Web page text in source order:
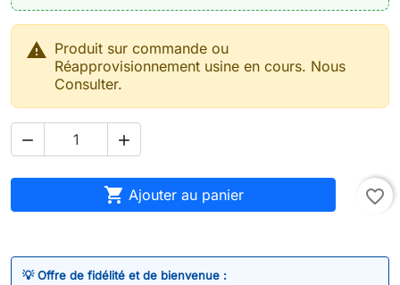
 Produit sur commande ou
Réapprovisionnement usine en cours. Nous
Consulter.
 
 Ajouter au panier favorite_border
💡 Offre de fidélité et de bienvenue :